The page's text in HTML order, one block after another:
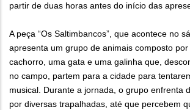
partir de duas horas antes do início das
A peça “Os Saltimbancos”, que acontece no
apresenta um grupo de animais composto
cachorro, uma gata e uma galinha que,
no campo, partem para a cidade para
musical. Durante a jornada, o grupo enfrenta
por diversas trapalhadas, até que percebem